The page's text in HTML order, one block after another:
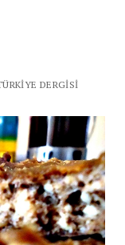
DERGISI